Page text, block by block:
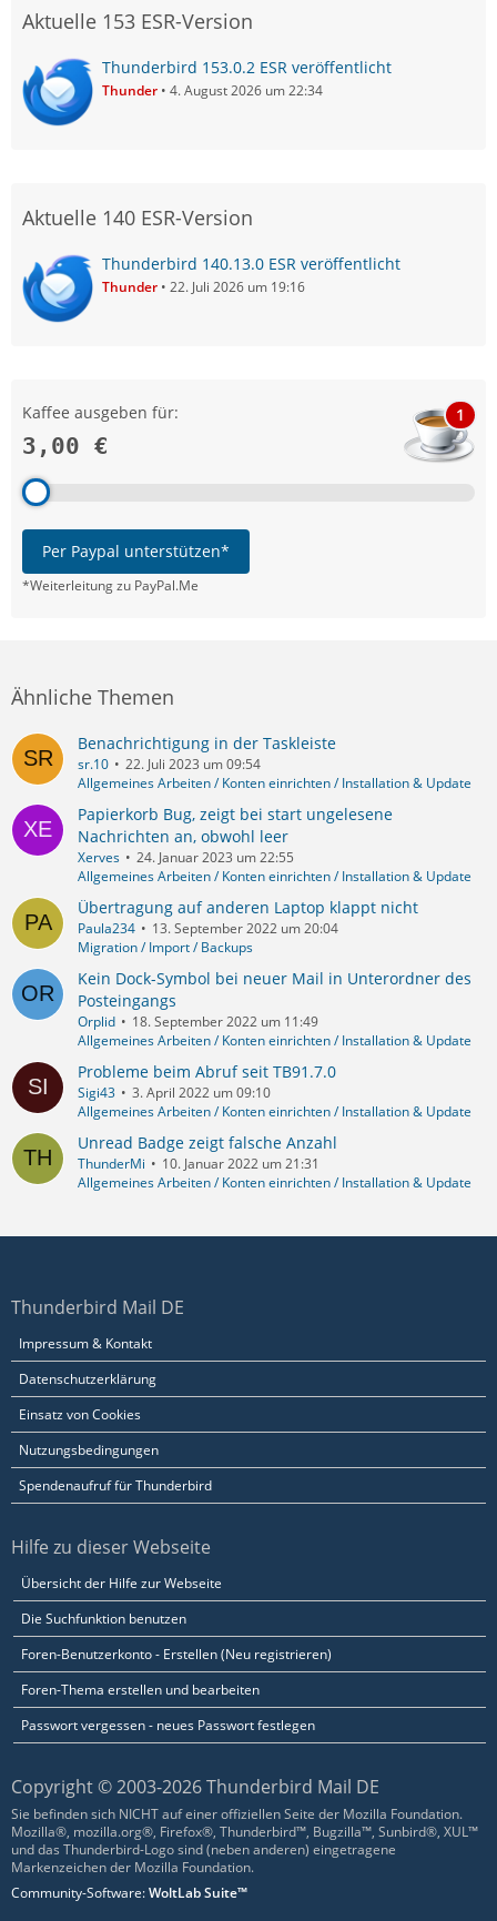
Aktuelle 153 ESR-Version
Thunderbird 153.0.2 ESR veröffentlicht
Thunder 4. August 2026 um 22:34
Aktuelle 140 ESR-Version
Thunderbird 140.13.0 ESR veröffentlicht
Thunder 22. Juli 2026 um 19:16
Kaffee ausgeben für:
3,00 €
1
Per Paypal unterstützen*
*Weiterleitung zu PayPal.Me
Ähnliche Themen
Benachrichtigung in der Taskleiste
sr.10
22. Juli 2023 um 09:54
Allgemeines Arbeiten / Konten einrichten / Installation & Update
Papierkorb Bug, zeigt bei start ungelesene
Nachrichten an, obwohl leer
Xerves
24. Januar 2023 um 22:55
Allgemeines Arbeiten / Konten einrichten / Installation & Update
Übertragung auf anderen Laptop klappt nicht
Paula234
13. September 2022 um 20:04
Migration / Import / Backups
Kein Dock-Symbol bei neuer Mail in Unterordner des
Posteingangs
Orplid
18. September 2022 um 11:49
Allgemeines Arbeiten / Konten einrichten / Installation & Update
Probleme beim Abruf seit TB91.7.0
Sigi43
3. April 2022 um 09:10
Allgemeines Arbeiten / Konten einrichten / Installation & Update
Unread Badge zeigt falsche Anzahl
ThunderMi
10. Januar 2022 um 21:31
Allgemeines Arbeiten / Konten einrichten / Installation & Update
Thunderbird Mail DE
Impressum & Kontakt
Datenschutzerklärung
Einsatz von Cookies
Nutzungsbedingungen
Spendenaufruf für Thunderbird
Hilfe zu dieser Webseite
Übersicht der Hilfe zur Webseite
Die Suchfunktion benutzen
Foren-Benutzerkonto - Erstellen (Neu registrieren)
Foren-Thema erstellen und bearbeiten
Passwort vergessen - neues Passwort festlegen
Copyright © 2003-2026 Thunderbird Mail DE
Sie befinden sich NICHT auf einer offiziellen Seite der Mozilla Foundation.
Mozilla®, mozilla.org®, Firefox®, Thunderbird™, Bugzilla™, Sunbird®, XUL™
und das Thunderbird-Logo sind (neben anderen) eingetragene
Markenzeichen der Mozilla Foundation.
Community-Software:WoltLab Suite™